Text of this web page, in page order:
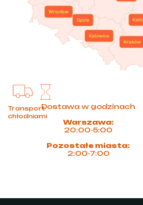
Transport
chłodniami
Dostawa w godzinach
Warszawa:
20:00-5:00
Pozostałe miasta:
2:00-7:00